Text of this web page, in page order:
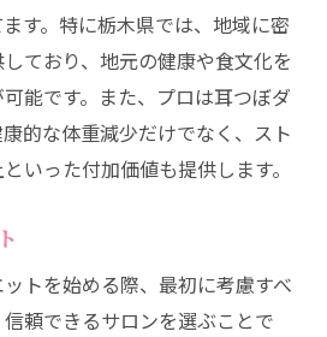
す。特に栃木県では、地域に密
ており、地元の健康や食文化を
能です。また、プロは耳つぼダ
的な体重減少だけでなく、スト
いった付加価値も提供します。
トを始める際、最初に考慮すべ
頼できるサロンを選ぶことで